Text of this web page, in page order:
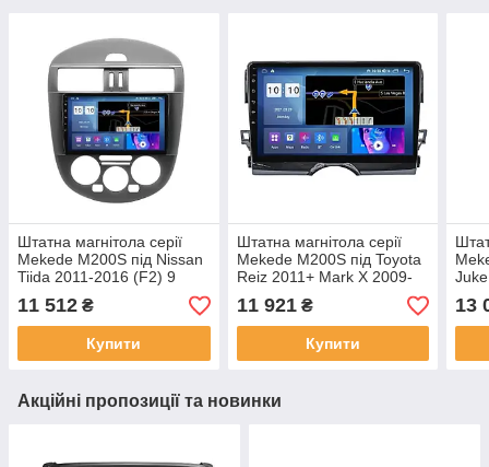
Штатна магнітола серії
Mekede M200S під Nissan
Tiida 2011-2016 (F2) 9
дюймів
11 512 ₴
Купити
Штатна магнітола серії
Mekede M200S під Toyota
Reiz 2011+ Mark X 2009-
2019 (F1) (W2) 9 дюймів
11 921₴
Купити
13
Акційні пропозиції та новинки